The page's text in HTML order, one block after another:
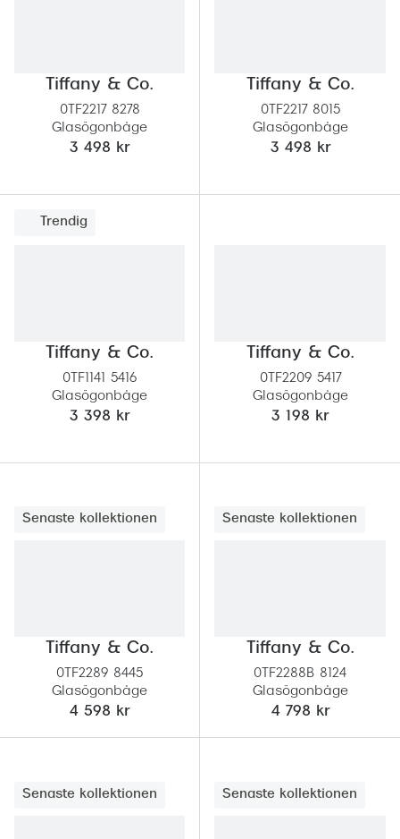
Tiffany & Co.
0TF2217 8278
Glasögonbåge
3 498 kr
Tiffany & Co.
0TF2217 8015
Glasögonbåge
3 498 kr
Trendig
Tiffany & Co.
0TF1141 5416
Glasögonbåge
3 398 kr
Tiffany & Co.
0TF2209 5417
Glasögonbåge
3 198 kr
Senaste kollektionen
Tiffany & Co.
0TF2289 8445
Glasögonbåge
4 598 kr
Senaste kollektionen
Tiffany & Co.
0TF2288B 8124
Glasögonbåge
4 798 kr
Senaste kollektionen Senaste kollektionen